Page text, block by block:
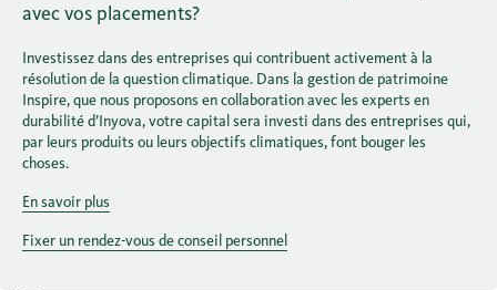
avec vos placements?
Investissez dans des entreprises qui contribuent activement à la
résolution de la question climatique. Dans la gestion de patrimoine
Inspire, que nous proposons en collaboration avec les experts en
durabilité d’Inyova, votre capital sera investi dans des entreprises qui,
par leurs produits ou leurs objectifs climatiques, font bouger les
choses.
En savoir plus
Fixer un rendez-vous de conseil personnel